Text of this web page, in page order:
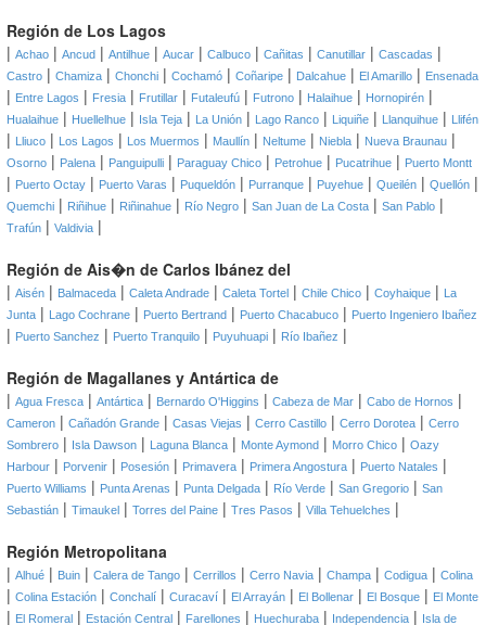
Región de Los Lagos
| Achao | Ancud | Antilhue | Aucar | Calbuco | Cañitas | Canutillar | Cascadas |
Castro | Chamiza | Chonchi | Cochamó | Coñaripe | Dalcahue | El Amarillo | Ensenada
| Entre Lagos | Fresia | Frutillar | Futaleufú | Futrono | Halaihue | Hornopirén |
Hualaihue | Huellelhue | Isla Teja | La Unión | Lago Ranco | Liquiñe | Llanquihue | Llifén
| Lliuco | Los Lagos | Los Muermos | Maullín | Neltume | Niebla | Nueva Braunau |
Osorno | Palena | Panguipulli | Paraguay Chico | Petrohue | Pucatrihue | Puerto Montt
| Puerto Octay | Puerto Varas | Puqueldón | Purranque | Puyehue | Queilén | Quellón |
Quemchi | Riñihue | Riñinahue | Río Negro | San Juan de La Costa | San Pablo |
Trafún | Valdivia |
Región de Ais�n de Carlos Ibánez del
| Aisén | Balmaceda | Caleta Andrade | Caleta Tortel | Chile Chico | Coyhaique |
La
Junta | Lago Cochrane | Puerto Bertrand | Puerto Chacabuco | Puerto Ingeniero Ibañez
| Puerto Sanchez | Puerto Tranquilo | Puyuhuapi | Río Ibañez |
Región de Magallanes y Antártica de
| Agua Fresca | Antártica | Bernardo O'Higgins | Cabeza de Mar | Cabo de Hornos |
Cameron | Cañadón Grande | Casas Viejas | Cerro Castillo | Cerro Dorotea | Cerro
Sombrero | Isla Dawson | Laguna Blanca | Monte Aymond | Morro Chico | Oazy
Harbour | Porvenir | Posesión | Primavera | Primera Angostura | Puerto Natales |
Puerto Williams | Punta Arenas | Punta Delgada | Río Verde | San Gregorio | San
Sebastián | Timaukel | Torres del Paine | Tres Pasos | Villa Tehuelches |
Región Metropolitana
| Alhué | Buin | Calera de Tango | Cerrillos | Cerro Navia | Champa | Codigua | Colina
| Colina Estación | Conchalí | Curacaví | El Arrayán | El Bollenar | El Bosque | El Monte
| El Romeral | Estación Central | Farellones | Huechuraba | Independencia | Isla de